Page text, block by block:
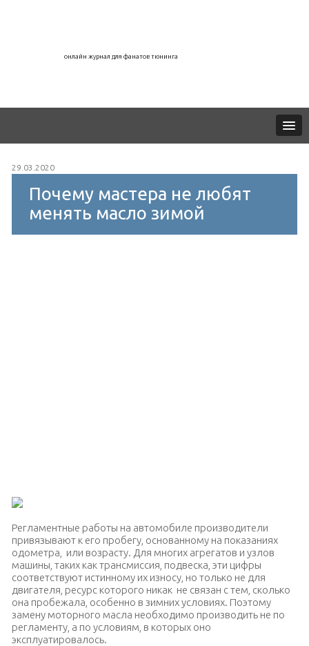
онлайн журнал для фанатов тюнинга
29.03.2020
Почему мастера не любят
менять масло зимой
Регламентные работы на автомобиле производители
привязывают к его пробегу, основанному на показаниях
одометра, или возрасту. Для многих агрегатов и узлов
машины, таких как трансмиссия, подвеска, эти цифры
соответствуют истинному их износу, но только не для
двигателя, ресурс которого никак не связан с тем, сколько
она пробежала, особенно в зимних условиях. Поэтому
замену моторного масла необходимо производить не по
регламенту, а по условиям, в которых оно
эксплуатировалось.